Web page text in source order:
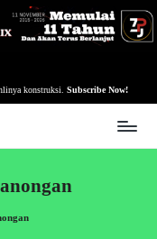
konstruksi. Subscribe Now!